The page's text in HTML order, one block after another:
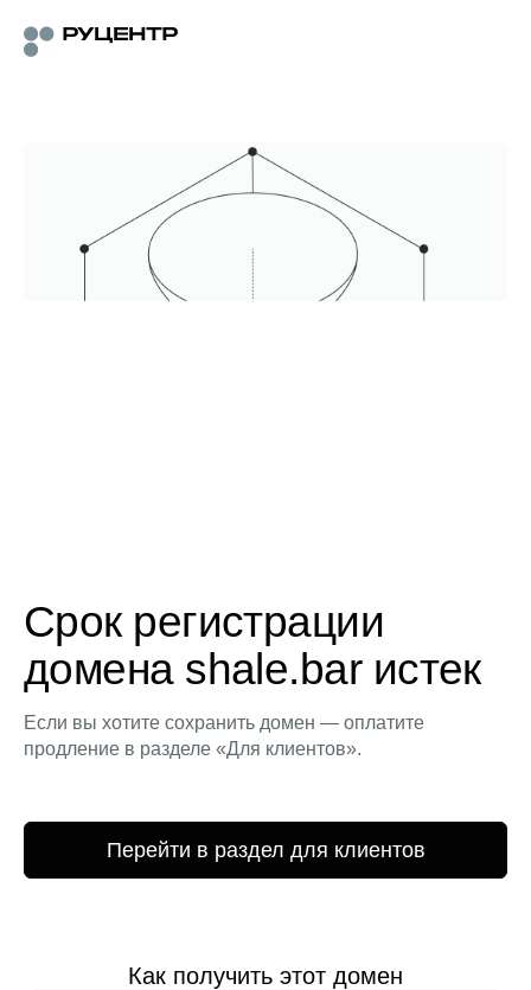
Срок регистрации
домена shale.bar истек
Если вы хотите сохранить домен — оплатите
продление в разделе «Для клиентов».
Перейти в раздел для клиентов
Как получить этот домен